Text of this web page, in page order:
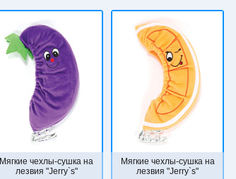
Мягкие чехлы-сушка на
лезвия "Jerry`s"
Мягкие чехлы-сушка на
лезвия "Jerry`s"